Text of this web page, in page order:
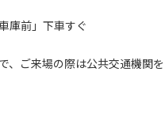
庫前」下車すぐ
ご来場の際は公共交通機関を